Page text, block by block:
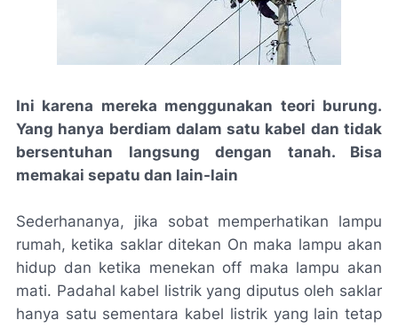
Ini karena mereka menggunakan teori burung.
Yang hanya berdiam dalam satu kabel dan tidak
bersentuhan langsung dengan tanah. Bisa
memakai sepatu dan lain-lain
Sederhananya, jika sobat memperhatikan lampu
rumah, ketika saklar ditekan On maka lampu akan
hidup dan ketika menekan off maka lampu akan
mati. Padahal kabel listrik yang diputus oleh saklar
hanya satu sementara kabel listrik yang lain tetap